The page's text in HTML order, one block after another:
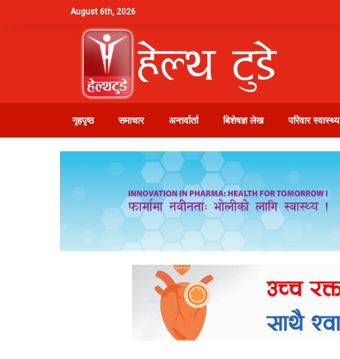
August 6th, 2026
गृहपृष्ठ समाचार अन्तर्वार्ता बिशेषज्ञ लेख परिवार स्वास्थ्य